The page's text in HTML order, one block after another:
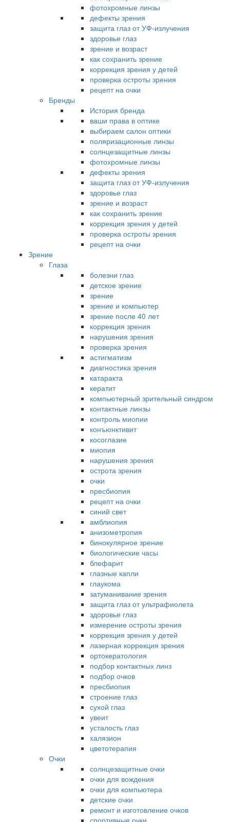
фотохромные линзы
дефекты зрения
защита глаз от УФ-излучения
здоровье глаз
зрение и возраст
как сохранить зрение
коррекция зрения у детей
проверка остроты зрения
рецепт на очки
Бренды
История бренда
ваши права в оптике
выбираем салон оптики
поляризационные линзы
солнцезащитные линзы
фотохромные линзы
дефекты зрения
защита глаз от УФ-излучения
здоровье глаз
зрение и возраст
как сохранить зрение
коррекция зрения у детей
проверка остроты зрения
рецепт на очки
Зрение
Глаза
болезни глаз
детское зрение
зрение
зрение и компьютер
зрение после 40 лет
коррекция зрения
нарушения зрения
проверка зрения
астигматизм
диагностика зрения
катаракта
кератит
компьютерный зрительный синдром
контактные линзы
контроль миопии
конъюнктивит
косоглазие
миопия
нарушения зрения
острота зрения
очки
пресбиопия
рецепт на очки
синий свет
амблиопия
анизометропия
бинокулярное зрение
биологические часы
блефарит
глазные капли
глаукома
затуманивание зрения
защита глаз от ультрафиолета
здоровье глаз
измерение остроты зрения
коррекция зрения у детей
лазерная коррекция зрения
ортокератология
подбор контактных линз
подбор очков
пресбиопия
строение глаз
сухой глаз
увеит
усталость глаз
халязион
цветотерапия
Очки
солнцезащитные очки
очки для вождения
очки для компьютера
детские очки
ремонт и изготовление очков